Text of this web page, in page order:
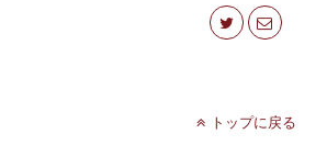
トップに戻る